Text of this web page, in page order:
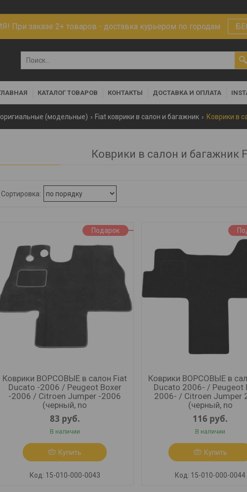
При заказе 2+ товаров - доставка курьером по городам
КАТАЛОГ ТОВАРОВ КОНТАКТЫ ДОСТАВКА И ОПЛАТА
(модельные) Fiat коврики в салон и багажник Коврики в
Коврики в салон и багажник
Подарок
Коврики ВОРСОВЫЕ в салон Fiat
Ducato -2006 / Peugeot Boxer
-2006 / Citroen Jumper -2006
(черный, no
83 руб.
В наличии
Купить
15-010-000-0043
Коврики ВОРСОВЫЕ в
Ducato 2006- / Peugeot
2006- / Citroen Jumper
(черный, no
116 руб.
В наличии
Купить
15-010-000-0044